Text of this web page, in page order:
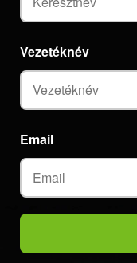
Email
Vezetéknév